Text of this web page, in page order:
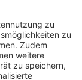
Berlin-